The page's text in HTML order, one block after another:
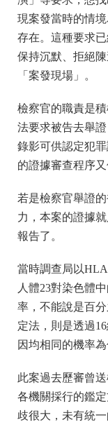
現案發當時的情
存在。這種要求
保持沉默、拒絕
「案發現場」。
檢察官的職責是
法要求被告去舉
錄影可供認定犯
的證據審查程序
若是檢察官舉證
力，本案的證據
報告了。
當時調查局以
人體23對染色體
率，不能說是百
定法，則是透過
因均相同的機率
此案過去歷審曾
各機關採行的鑑
歧很大，未有統